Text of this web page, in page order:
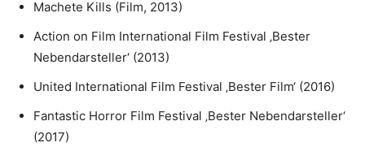
Machete Kills (Film, 2013)
Action on Film International Film Festival ‚Bester
Nebendarsteller‘ (2013)
United International Film Festival ‚Bester Film‘ (2016)
Fantastic Horror Film Festival ‚Bester Nebendarsteller‘
(2017)